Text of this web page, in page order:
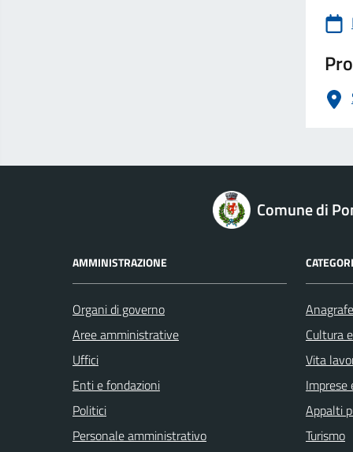
Comune di
AMMINISTRAZIONE
Organi di governo
Aree amministrative
Uffici
Enti e fondazioni
Politici
Personale amministrativo
Cultura
Vita
Imprese
Appalti
Turismo